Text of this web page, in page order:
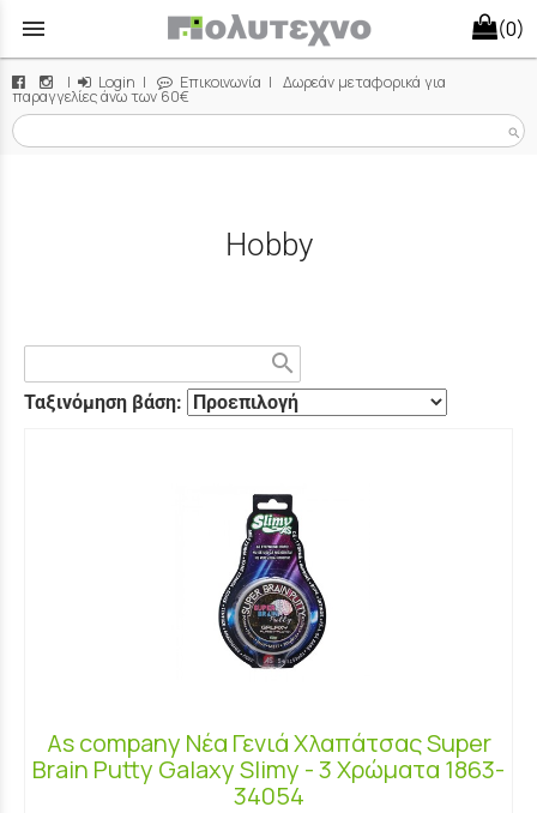
menu (0)
| Login | Επικοινωνία | Δωρεάν μεταφορικά για
παραγγελίες άνω των 60€
search
Hobby
search
Ταξινόμηση βάση:
As company Νέα Γενιά Χλαπάτσας Super
Brain Putty Galaxy Slimy - 3 Χρώματα 1863-
34054